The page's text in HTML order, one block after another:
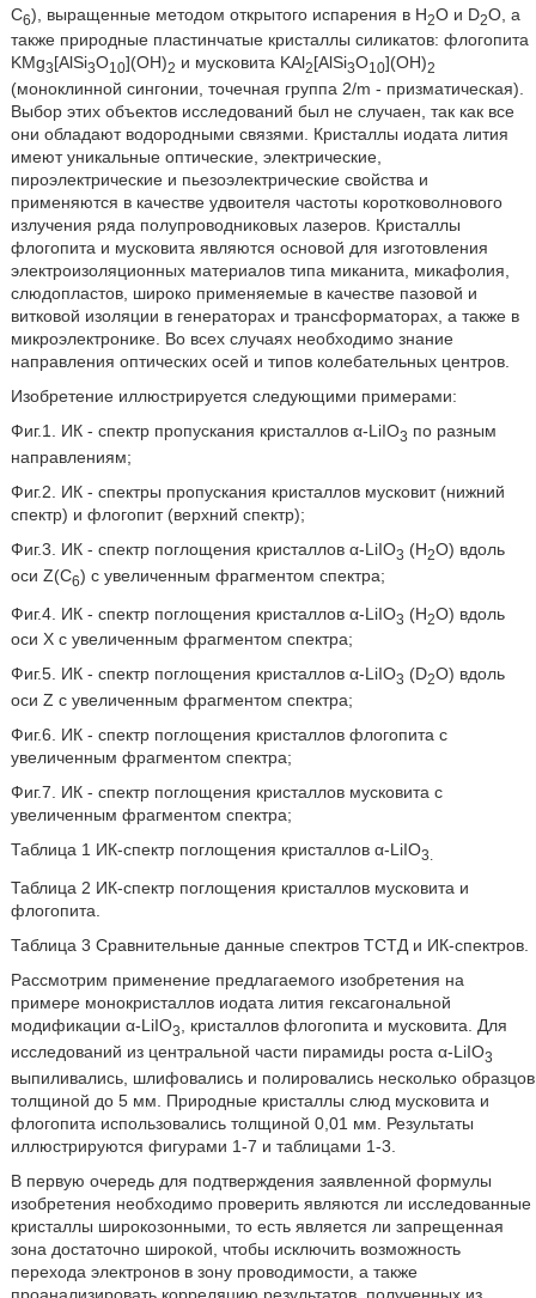
С6), выращенные методом открытого испарения в H2O и D2О, а
также природные пластинчатые кристаллы силикатов: флогопита
KMg3[AlSi3O10](OH)2 и мусковита KAl2[AlSi3O10](OH)2
(моноклинной сингонии, точечная группа 2/m - призматическая).
Выбор этих объектов исследований был не случаен, так как все
они обладают водородными связями. Кристаллы иодата лития
имеют уникальные оптические, электрические,
пироэлектрические и пьезоэлектрические свойства и
применяются в качестве удвоителя частоты коротковолнового
излучения ряда полупроводниковых лазеров. Кристаллы
флогопита и мусковита являются основой для изготовления
электроизоляционных материалов типа миканита, микафолия,
слюдопластов, широко применяемые в качестве пазовой и
витковой изоляции в генераторах и трансформаторах, а также в
микроэлектронике. Во всех случаях необходимо знание
направления оптических осей и типов колебательных центров.
Изобретение иллюстрируется следующими примерами:
Фиг.1. ИК - спектр пропускания кристаллов α-LiIО3 по разным
направлениям;
Фиг.2. ИК - спектры пропускания кристаллов мусковит (нижний
спектр) и флогопит (верхний спектр);
Фиг.3. ИК - спектр поглощения кристаллов α-LiIО3 (Н2О) вдоль
оси Z(С6) с увеличенным фрагментом спектра;
Фиг.4. ИК - спектр поглощения кристаллов α-LiIО3 (Н2О) вдоль
оси X с увеличенным фрагментом спектра;
Фиг.5. ИК - спектр поглощения кристаллов α-LiIО3 (D2О) вдоль
оси Z с увеличенным фрагментом спектра;
Фиг.6. ИК - спектр поглощения кристаллов флогопита с
увеличенным фрагментом спектра;
Фиг.7. ИК - спектр поглощения кристаллов мусковита с
увеличенным фрагментом спектра;
Таблица 1 ИК-спектр поглощения кристаллов α-LiIO3.
Таблица 2 ИК-спектр поглощения кристаллов мусковита и
флогопита.
Таблица 3 Сравнительные данные спектров ТСТД и ИК-спектров.
Рассмотрим применение предлагаемого изобретения на
примере монокристаллов иодата лития гексагональной
модификации α-LiIO3
, кристаллов флогопита и мусковита. Для
исследований из центральной части пирамиды роста α-LiIO3
выпиливались, шлифовались и полировались несколько образцов
толщиной до 5 мм. Природные кристаллы слюд мусковита и
флогопита использовались толщиной 0,01 мм. Результаты
иллюстрируются фигурами 1-7 и таблицами 1-3.
В первую очередь для подтверждения заявленной формулы
изобретения необходимо проверить являются ли исследованные
кристаллы широкозонными, то есть является ли запрещенная
зона достаточно широкой, чтобы исключить возможность
перехода электронов в зону проводимости, а также
проанализировать корреляцию результатов, полученных из